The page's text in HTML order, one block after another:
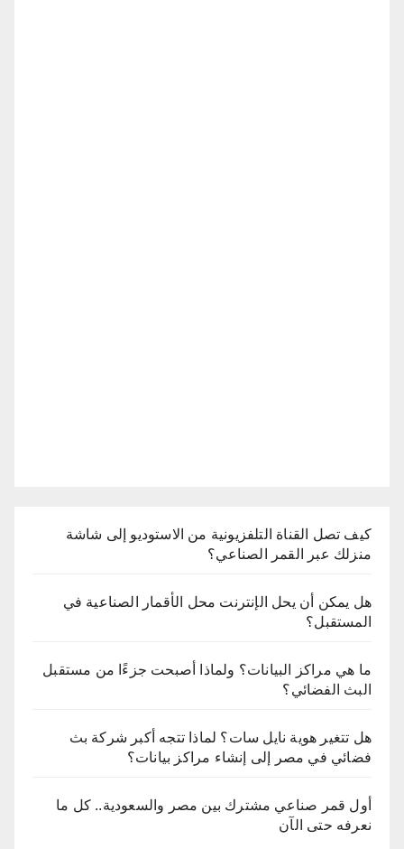
كيف تصل القناة التلفزيونية من الاستوديو إلى شاشة
منزلك عبر القمر الصناعي؟
هل يمكن أن يحل الإنترنت محل الأقمار الصناعية في
المستقبل؟
ما هي مراكز البيانات؟ ولماذا أصبحت جزءًا من مستقبل
البث الفضائي؟
هل تتغير هوية نايل سات؟ لماذا تتجه أكبر شركة بث
فضائي في مصر إلى إنشاء مراكز بيانات؟
أول قمر صناعي مشترك بين مصر والسعودية.. كل ما
نعرفه حتى الآن